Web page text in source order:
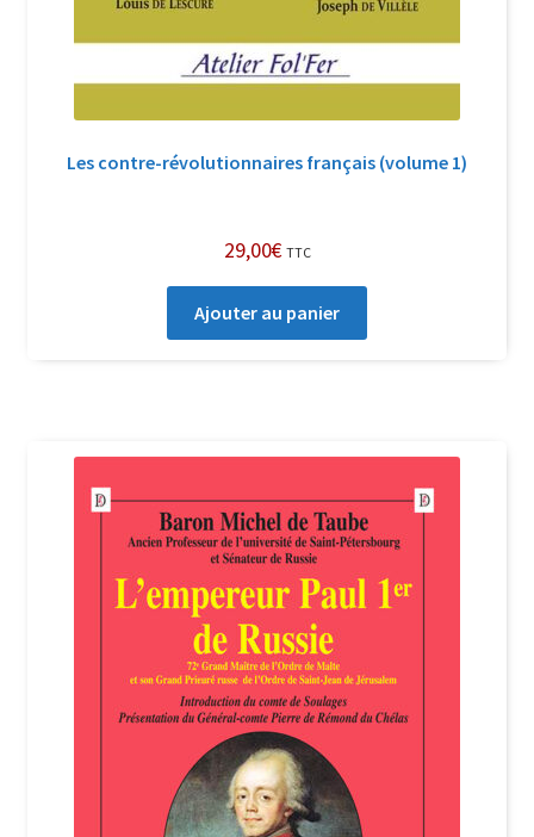
Les contre-révolutionnaires français (volume 1)
29,00€ TTC
Ajouter au panier